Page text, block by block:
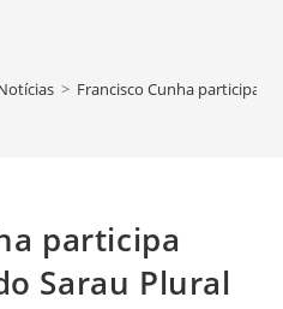
> Francisco Cunha participa
participa
Sarau Plural